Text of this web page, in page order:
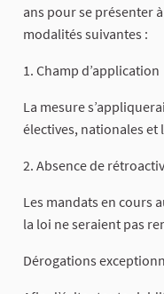
ans pour se présenter
modalités suivantes :
1. Champ d’application
La mesure
électives, nationales et
2. Absence de
Les mandats en cours
la loi ne seraient pas
Dérogations